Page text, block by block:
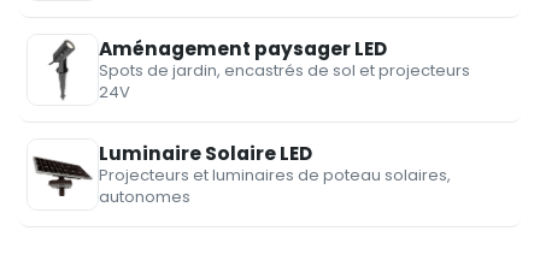
Aménagement paysager LED
Spots de jardin, encastrés de sol et projecteurs
24V
Luminaire Solaire LED
Projecteurs et luminaires de poteau solaires,
autonomes